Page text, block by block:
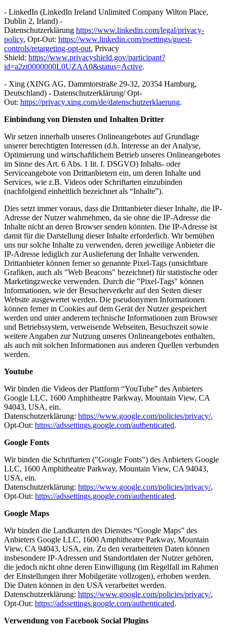
- LinkedIn (LinkedIn Ireland Unlimited Company Wilton Place,
Dublin 2, Irland) -
Datenschutzerklärung https://www.linkedin.com/legal/privacy-
policy, Opt-Out: https://www.linkedin.com/psettings/guest-
controls/retargeting-opt-out, Privacy
Shield: https://www.privacyshield.gov/participant?
id=a2zt0000000L0UZAA0&status=Active.
- Xing (XING AG, Dammtorstraße 29-32, 20354 Hamburg,
Deutschland) - Datenschutzerklärung/ Opt-
Out: https://privacy.xing.com/de/datenschutzerklaerung.
Einbindung von Diensten und Inhalten Dritter
Wir setzen innerhalb unseres Onlineangebotes auf Grundlage
unserer berechtigten Interessen (d.h. Interesse an der Analyse,
Optimierung und wirtschaftlichem Betrieb unseres Onlineangebotes
im Sinne des Art. 6 Abs. 1 lit. f. DSGVO) Inhalts- oder
Serviceangebote von Drittanbietern ein, um deren Inhalte und
Services, wie z.B. Videos oder Schriftarten einzubinden
(nachfolgend einheitlich bezeichnet als “Inhalte”).
Dies setzt immer voraus, dass die Drittanbieter dieser Inhalte, die IP-
Adresse der Nutzer wahrnehmen, da sie ohne die IP-Adresse die
Inhalte nicht an deren Browser senden könnten. Die IP-Adresse ist
damit für die Darstellung dieser Inhalte erforderlich. Wir bemühen
uns nur solche Inhalte zu verwenden, deren jeweilige Anbieter die
IP-Adresse lediglich zur Auslieferung der Inhalte verwenden.
Drittanbieter können ferner so genannte Pixel-Tags (unsichtbare
Grafiken, auch als "Web Beacons" bezeichnet) für statistische oder
Marketingzwecke verwenden. Durch die "Pixel-Tags" können
Informationen, wie der Besucherverkehr auf den Seiten dieser
Website ausgewertet werden. Die pseudonymen Informationen
können ferner in Cookies auf dem Gerät der Nutzer gespeichert
werden und unter anderem technische Informationen zum Browser
und Betriebssystem, verweisende Webseiten, Besuchszeit sowie
weitere Angaben zur Nutzung unseres Onlineangebotes enthalten,
als auch mit solchen Informationen aus anderen Quellen verbunden
werden.
Youtube
Wir binden die Videos der Plattform “YouTube” des Anbieters
Google LLC, 1600 Amphitheatre Parkway, Mountain View, CA
94043, USA, ein.
Datenschutzerklärung: https://www.google.com/policies/privacy/,
Opt-Out: https://adssettings.google.com/authenticated.
Google Fonts
Wir binden die Schriftarten ("Google Fonts") des Anbieters Google
LLC, 1600 Amphitheatre Parkway, Mountain View, CA 94043,
USA, ein.
Datenschutzerklärung: https://www.google.com/policies/privacy/,
Opt-Out: https://adssettings.google.com/authenticated.
Google Maps
Wir binden die Landkarten des Dienstes “Google Maps” des
Anbieters Google LLC, 1600 Amphitheatre Parkway, Mountain
View, CA 94043, USA, ein. Zu den verarbeiteten Daten können
insbesondere IP-Adressen und Standortdaten der Nutzer gehören,
die jedoch nicht ohne deren Einwilligung (im Regelfall im Rahmen
der Einstellungen ihrer Mobilgeräte vollzogen), erhoben werden.
Die Daten können in den USA verarbeitet werden.
Datenschutzerklärung: https://www.google.com/policies/privacy/,
Opt-Out: https://adssettings.google.com/authenticated.
Verwendung von Facebook Social Plugins